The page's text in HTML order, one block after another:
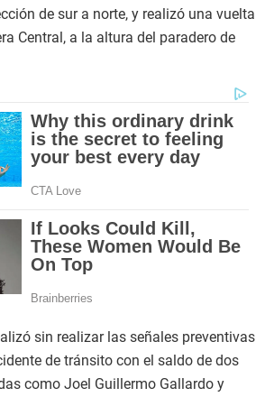
de sur a norte, y realizó una vuelta
Central, a la altura del paradero de
sin realizar las señales preventivas
de tránsito con el saldo de dos
como Joel Guillermo Gallardo y